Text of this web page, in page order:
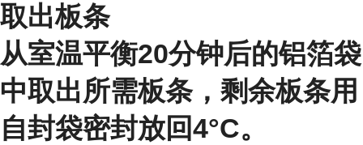
取出板条
从室温平衡20分钟后的铝箔袋
中取出所需板条，剩余板条用
自封袋密封放回4°C。